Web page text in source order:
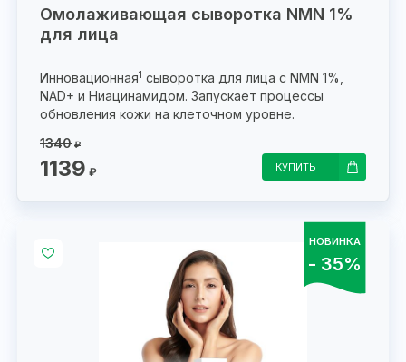
Омолаживающая сыворотка NMN 1%
для лица
Инновационная1 сыворотка для лица с NMN 1%,
NAD+ и Ниацинамидом. Запускает процессы
обновления кожи на клеточном уровне.
1340 ₽
1139 ₽ КУПИТЬ
НОВИНКА
- 35%